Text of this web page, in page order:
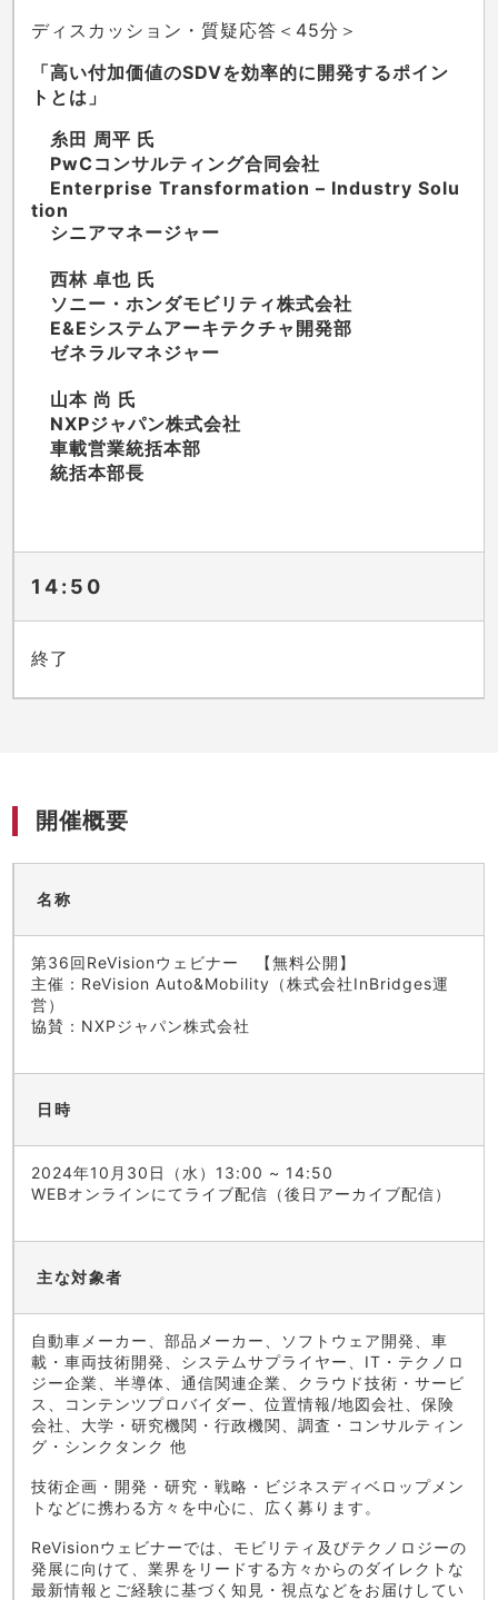
ディスカッション・質疑応答＜45分＞
「高い付加価値のSDVを効率的に開発するポイン
トとは」
糸田 周平 氏
PwCコンサルティング合同会社
Enterprise Transformation – Industry Solu
tion
シニアマネージャー
西林 卓也 氏
ソニー・ホンダモビリティ株式会社
E&Eシステムアーキテクチャ開発部
ゼネラルマネジャー
山本 尚 氏
NXPジャパン株式会社
車載営業統括本部
統括本部長
14:50
終了
開催概要
名称
第36回ReVisionウェビナー 【無料公開】
主催：ReVision Auto&Mobility（株式会社InBridges運
営）
協賛：NXPジャパン株式会社
日時
2024年10月30日（水）13:00 ~ 14:50
WEBオンラインにてライブ配信（後日アーカイブ配信）
主な対象者
自動車メーカー、部品メーカー、ソフトウェア開発、車
載・車両技術開発、システムサプライヤー、IT・テクノロ
ジー企業、半導体、通信関連企業、クラウド技術・サービ
ス、コンテンツプロバイダー、位置情報/地図会社、保険
会社、大学・研究機関・行政機関、調査・コンサルティン
グ・シンクタンク 他
技術企画・開発・研究・戦略・ビジネスディベロップメン
トなどに携わる方々を中心に、広く募ります。
ReVisionウェビナーでは、モビリティ及びテクノロジーの
発展に向けて、業界をリードする方々からのダイレクトな
最新情報とご経験に基づく知見・視点などをお届けしてい